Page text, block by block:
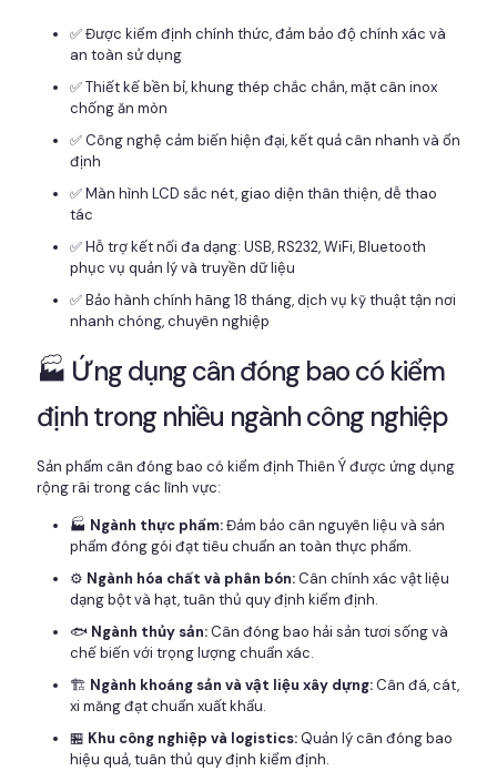
✅ Được kiểm định chính thức, đảm bảo độ chính xác và
an toàn sử dụng
✅ Thiết kế bền bỉ, khung thép chắc chắn, mặt cân inox
chống ăn mòn
✅ Công nghệ cảm biến hiện đại, kết quả cân nhanh và ổn
định
✅ Màn hình LCD sắc nét, giao diện thân thiện, dễ thao
tác
✅ Hỗ trợ kết nối đa dạng: USB, RS232, WiFi, Bluetooth
phục vụ quản lý và truyền dữ liệu
✅ Bảo hành chính hãng 18 tháng, dịch vụ kỹ thuật tận nơi
nhanh chóng, chuyên nghiệp
🏭 Ứng dụng cân đóng bao có kiểm
định trong nhiều ngành công nghiệp
Sản phẩm cân đóng bao có kiểm định Thiên Ý được ứng dụng
rộng rãi trong các lĩnh vực:
🏭 Ngành thực phẩm:Đảm bảo cân nguyên liệu và sản
phẩm đóng gói đạt tiêu chuẩn an toàn thực phẩm.
⚙️ Ngành hóa chất và phân bón:Cân chính xác vật liệu
dạng bột và hạt, tuân thủ quy định kiểm định.
🐟 Ngành thủy sản:Cân đóng bao hải sản tươi sống và
chế biến với trọng lượng chuẩn xác.
🏗️ Ngành khoáng sản và vật liệu xây dựng:Cân đá, cát,
xi măng đạt chuẩn xuất khẩu.
🏪 Khu công nghiệp và logistics:Quản lý cân đóng bao
hiệu quả, tuân thủ quy định kiểm định.